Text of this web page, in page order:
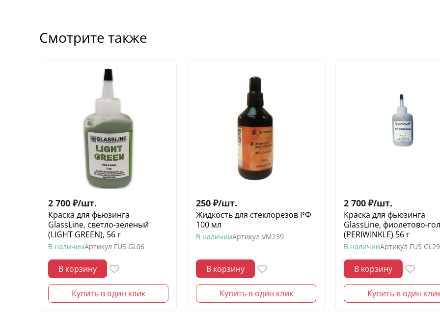
Смотрите также
2 700 ₽/шт.
Краска для фьюзинга
GlassLine, светло-зеленый
(LIGHT GREEN), 56 г
В наличииАртикул FUS GL06
В корзину
Купить в один клик
250 ₽/шт.
Жидкость для стеклорезов РФ
100 мл
В наличииАртикул VM239
В корзину
Купить в один клик
2 700 ₽/шт.
Краска для фьюзинга
GlassLine, фиолетово-
(PERIWINKLE) 56 г
В наличииАртикул FUS GL29
В корзину
Купить в один